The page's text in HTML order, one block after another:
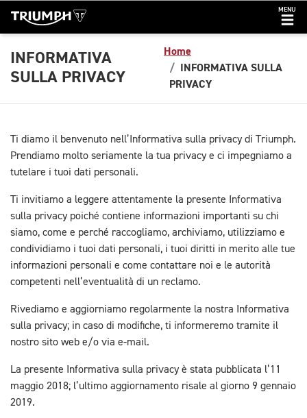
MENU
INFORMATIVA
SULLA PRIVACY
Home
INFORMATIVA SULLA
PRIVACY
Ti diamo il benvenuto nell’Informativa sulla privacy di Triumph.
Prendiamo molto seriamente la tua privacy e ci impegniamo a
tutelare i tuoi dati personali.
Ti invitiamo a leggere attentamente la presente Informativa
sulla privacy poiché contiene informazioni importanti su chi
siamo, come e perché raccogliamo, archiviamo, utilizziamo e
condividiamo i tuoi dati personali, i tuoi diritti in merito alle tue
informazioni personali e come contattare noi e le autorità
competenti nell’eventualità di un reclamo.
Rivediamo e aggiorniamo regolarmente la nostra Informativa
sulla privacy; in caso di modifiche, ti informeremo tramite il
nostro sito web e/o via e-mail.
La presente Informativa sulla privacy è stata pubblicata l’11
maggio 2018; l’ultimo aggiornamento risale al giorno 9 gennaio
2019.